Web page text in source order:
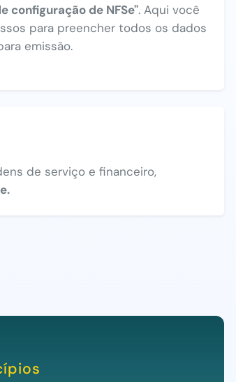
configuração de NFSe". Aqui você
para preencher todos os dados
emissão.
de serviço e financeiro,